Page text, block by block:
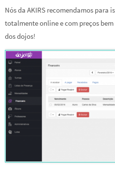
Nós da AKIRS recomendamos para
totalmente online e com preços
dos dojos!